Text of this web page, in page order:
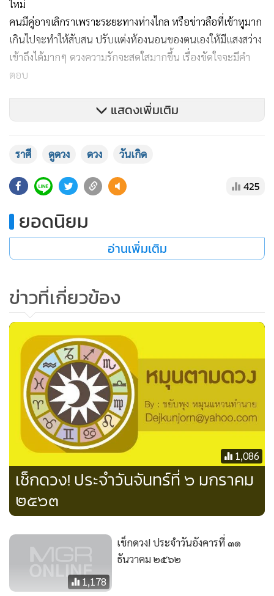
ใหม่
คนมีคู่อาจเลิกราเพราะระยะทางห่างไกล หรือข่าวลือที่เข้าหูมาก
เกินไปจะทำให้สับสน ปรับแต่งห้องนอนของตนเองให้มีแสงสว่าง
เข้าถึงได้มากๆ ดวงความรักจะสดใสมากขึ้น เรื่องขัดใจจะมีคำ
ตอบ
คนเกิดวันพุธ
เรื่องลุ่มหลง คลั่งไคล้ อาจทำให้ได้งานใหม่ สินค้าใหม่ สร้างเงินได้
ระยะสั้นๆ การลงทุนระยะสั้นยังสดใสในดวงชาววันพุธ ธุรกิจซื้อ
มาขายไป ยังพอไปได้ดี มนุษย์เงินเดือน จะมีคนชักชวนเปลี่ยน
สายงาน หรือโยกย้ายรูปแบบการทำงาน คนทำงานที่บ้านช่วงนี้
งานชุก หรือการคุยงานนอกสถานที่จะมีโอกาสสำเร็จสูง
ใครบางคนจะใจอ่อนกับการพบหน้าคนเคยรัก หรือห้ามใจยากที่
จะไม่คุยไม่ทักทาย อาจไม่มีดวงรีเทิร์น แต่จะทำให้ชาววันพุธ
สับสนไปอีกหลายวัน ใครโดนขอหมั้นหมาย ขอแต่งงาน ตกปาก
รับคำได้
คนเกิดวันพฤหัสบดี
อย่ามองอะไรด้านเดียว และเปิดใจกว้างๆ ในการฟังคนอื่น สิ่งที่
มองแง่ลบอาจไม่เลวร้ายอย่างที่คิด จะมีคนผิดนัด เปลี่ยนเวลานัด
หมาย ที่ไม่ได้ติดต่อสื่อสารกันโดยตรง ทำให้พลาดได้ ธุรกิจเหมาะ
แสดงเพิ่มเติม
ราศี ดูดวง ดวง วันเกิด
425
ยอดนิยม
อ่านเพิ่มเติม
ข่าวที่เกี่ยวข้อง
1,086
เช็กดวง! ประจำวันจันทร์ที่ ๖ มกราคม
๒๕๖๓
1,178
เช็กดวง! ประจำวันอังคารที่ ๓๑
ธันวาคม ๒๕๖๒